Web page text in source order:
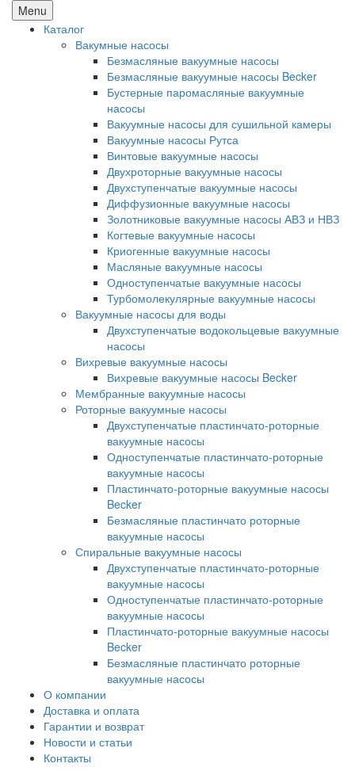
Menu
Каталог
Вакумные насосы
Безмасляные вакуумные насосы
Безмасляные вакуумные насосы Becker
Бустерные паромасляные вакуумные
насосы
Вакуумные насосы для сушильной камеры
Вакуумные насосы Рутса
Винтовые вакуумные насосы
Двухроторные вакуумные насосы
Двухступенчатые вакуумные насосы
Диффузионные вакуумные насосы
Золотниковые вакуумные насосы АВЗ и НВЗ
Когтевые вакуумные насосы
Криогенные вакуумные насосы
Масляные вакуумные насосы
Одноступенчатые вакуумные насосы
Турбомолекулярные вакуумные насосы
Вакуумные насосы для воды
Двухступенчатые водокольцевые вакуумные
насосы
Вихревые вакуумные насосы
Вихревые вакуумные насосы Becker
Мембранные вакуумные насосы
Роторные вакуумные насосы
Двухступенчатые пластинчато-роторные
вакуумные насосы
Одноступенчатые пластинчато-роторные
вакуумные насосы
Пластинчато-роторные вакуумные насосы
Becker
Безмасляные пластинчато роторные
вакуумные насосы
Спиральные вакуумные насосы
Двухступенчатые пластинчато-роторные
вакуумные насосы
Одноступенчатые пластинчато-роторные
вакуумные насосы
Пластинчато-роторные вакуумные насосы
Becker
Безмасляные пластинчато роторные
вакуумные насосы
О компании
Доставка и оплата
Гарантии и возврат
Новости и статьи
Контакты